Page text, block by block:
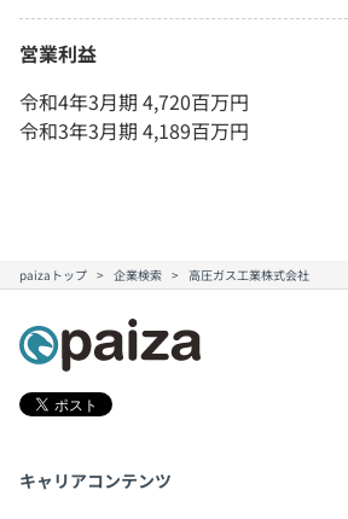
営業利益
令和4年3月期 4,720百万円
令和3年3月期 4,189百万円
paizaトップ 企業検索 高圧ガス工業株式会社
キャリアコンテンツ